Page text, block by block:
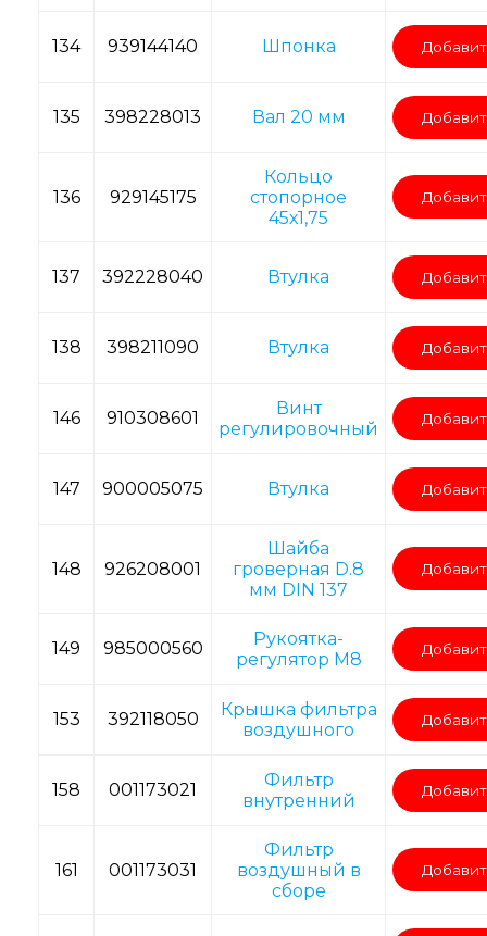
134 939144140 Шпонка
135 398228013 Вал 20 мм
136 929145175
Кольцо
стопорное
45х1,75
137 392228040 Втулка
138 398211090 Втулка
146 910308601
Винт
регулировочный
147 900005075 Втулка
148 926208001
Шайба
гроверная D.8
мм DIN 137
149 985000560
Рукоятка-
регулятор М8
153 392118050
Крышка фильтра
воздушного
158 001173021
Фильтр
внутренний
161 001173031
Фильтр
воздушный в
сборе